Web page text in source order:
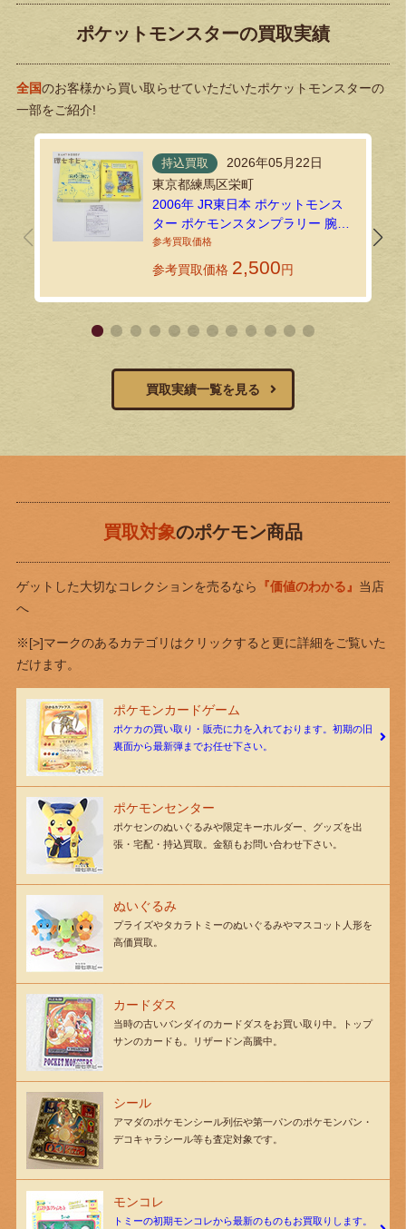
ポケットモンスターの買取実績
全国のお客様から買い取らせていただいたポケットモンスターの
一部をご紹介!
持込買取
2026年05月22日
東京都練馬区栄町
2006年 JR東日本 ポケットモンス
ター ポケモンスタンプラリー 腕時
計 認定証をお買い取りいたしまし
た｜環七ホビーの持込買取
参考買取価格 2,500円
買取実績一覧を見る
買取対象のポケモン商品
ゲットした大切なコレクションを売るなら 『価値のわかる』 当店
へ
※[>]マークのあるカテゴリはクリックすると更に詳細をご覧いた
だけます。
ポケモンカードゲーム
ポケカの買い取り・販売に力を入れております。初期の旧
裏面から最新弾までお任せ下さい。
ポケモンセンター
ポケセンのぬいぐるみや限定キーホルダー、グッズを出
張・宅配・持込買取。金額もお問い合わせ下さい。
ぬいぐるみ
プライズやタカラトミーのぬいぐるみやマスコット人形を
高価買取。
カードダス
当時の古いバンダイのカードダスをお買い取り中。トップ
サンのカードも。リザードン高騰中。
シール
アマダのポケモンシール列伝や第一パンのポケモンパン・
デコキャラシール等も査定対象です。
モンコレ
トミーの初期モンコレから最新のものもお買取りします。